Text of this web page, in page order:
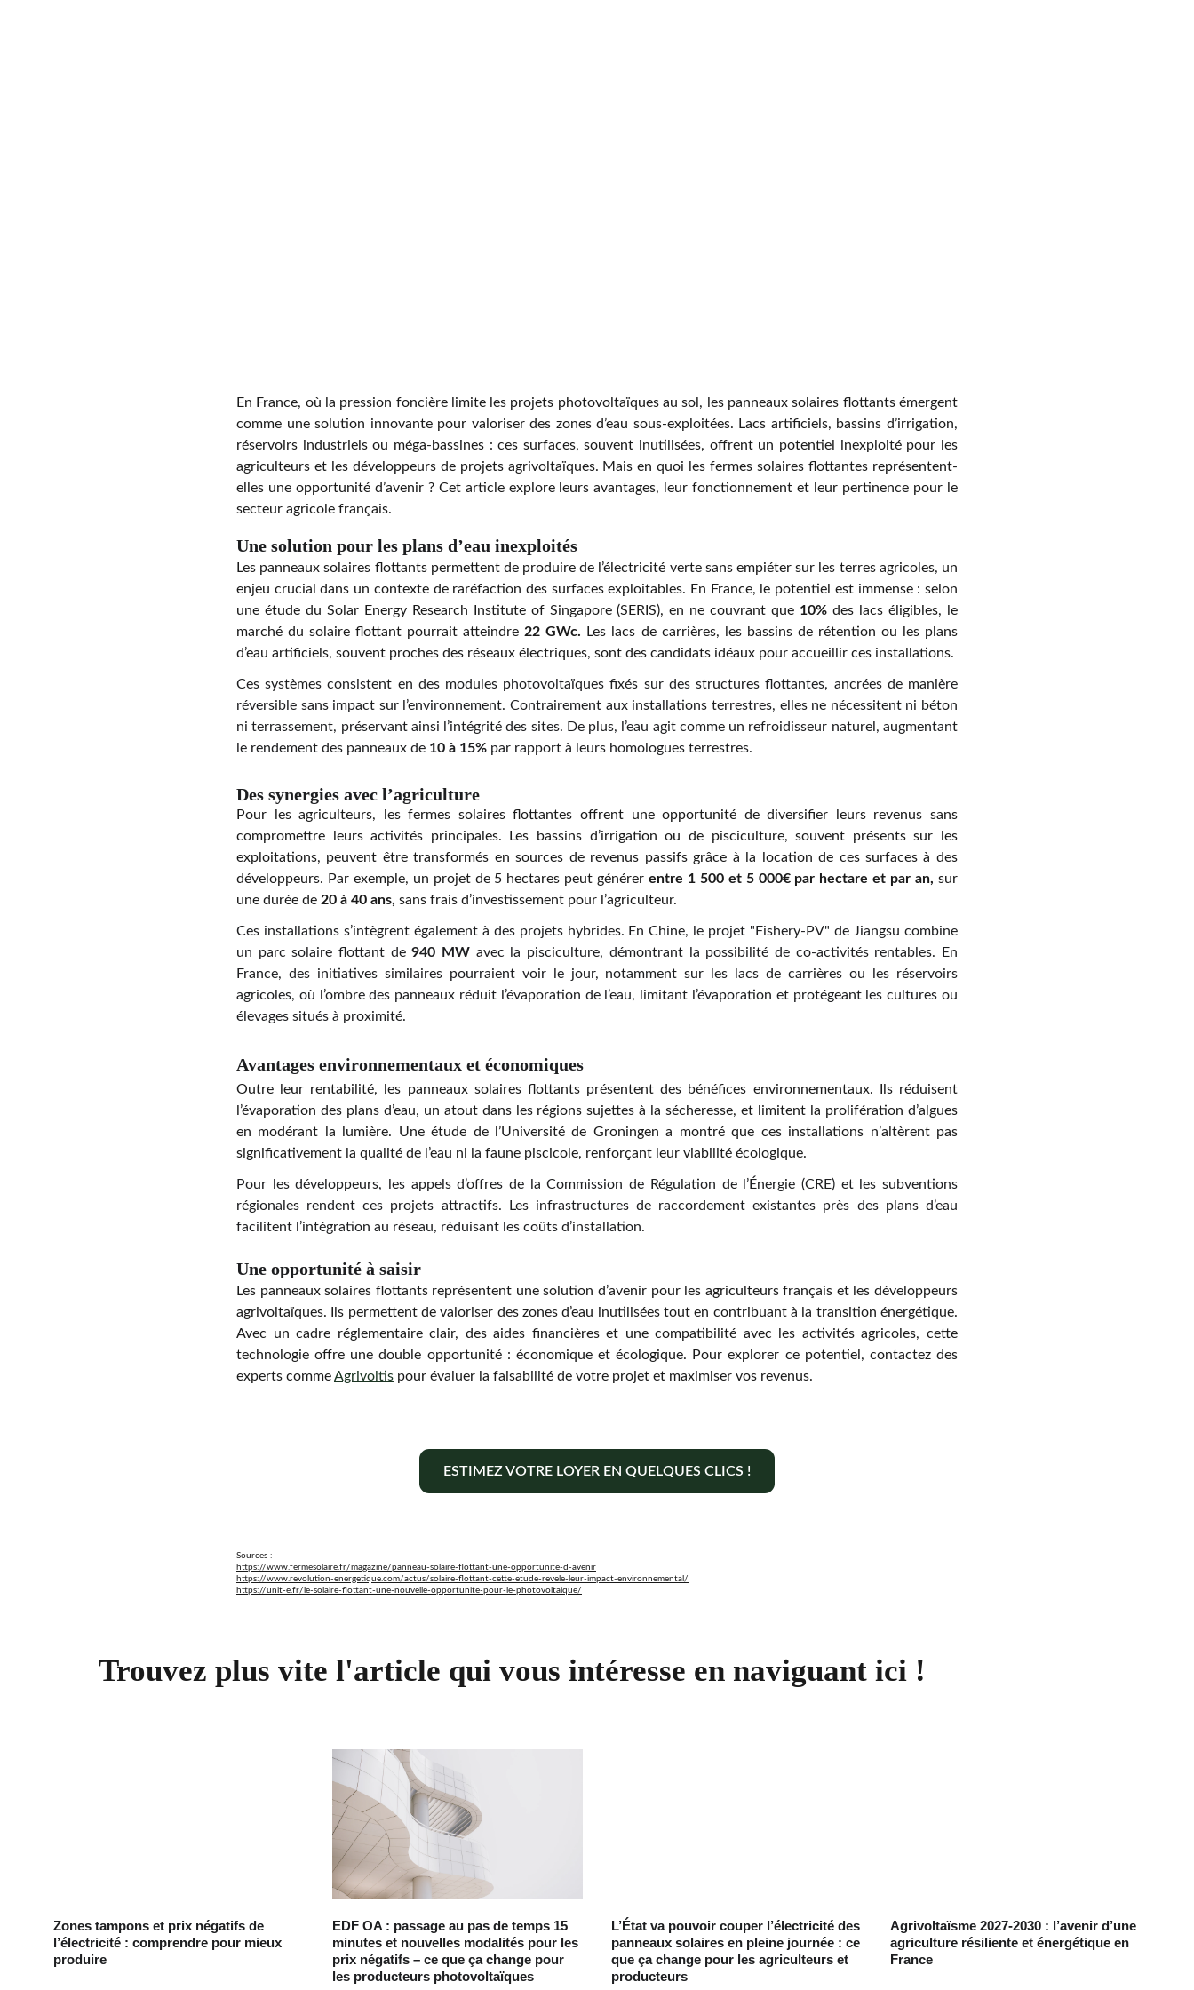
En France, où la pression foncière limite les projets photovoltaïques au sol, les panneaux solaires flottants émergent
comme une solution innovante pour valoriser des zones d’eau sous-exploitées. Lacs artificiels, bassins d’irrigation,
réservoirs industriels ou méga-bassines : ces surfaces, souvent inutilisées, offrent un potentiel inexploité pour les
agriculteurs et les développeurs de projets agrivoltaïques. Mais en quoi les fermes solaires flottantes représentent-
elles une opportunité d’avenir ? Cet article explore leurs avantages, leur fonctionnement et leur pertinence pour le
secteur agricole français.
Une solution pour les plans d’eau inexploités
Les panneaux solaires flottants permettent de produire de l’électricité verte sans empiéter sur les terres agricoles, un
enjeu crucial dans un contexte de raréfaction des surfaces exploitables. En France, le potentiel est immense : selon
une étude du Solar Energy Research Institute of Singapore (SERIS), en ne couvrant que 10% des lacs éligibles, le
marché du solaire flottant pourrait atteindre 22 GWc.
Les lacs de carrières, les bassins de rétention ou les plans
d’eau artificiels, souvent proches des réseaux électriques, sont des candidats idéaux pour accueillir ces installations.
Ces systèmes consistent en des modules photovoltaïques fixés sur des structures flottantes, ancrées de manière
réversible sans impact sur l’environnement. Contrairement aux installations terrestres, elles ne nécessitent ni béton
ni terrassement, préservant ainsi l’intégrité des sites. De plus, l’eau agit comme un refroidisseur naturel, augmentant
le rendement des panneaux de 10 à 15%par rapport à leurs homologues terrestres.
Des synergies avec l’agriculture
Pour les agriculteurs, les fermes solaires flottantes offrent une opportunité de diversifier leurs revenus sans
compromettre leurs activités principales. Les bassins d’irrigation ou de pisciculture, souvent présents sur les
exploitations, peuvent être transformés en sources de revenus passifs grâce à la location de ces surfaces à des
développeurs. Par exemple, un projet de 5 hectares peut générerentre 1 500 et 5 000€ par hectare et par an, sur
une durée de 20 à 40 ans, sans frais d’investissement pour l’agriculteur.
Ces installations s’intègrent également à des projets hybrides. En Chine, le projet "Fishery-PV" de Jiangsu combine
un parc solaire flottant de940 MW avec la pisciculture, démontrant la possibilité de co-activités rentables. En
France, des initiatives similaires pourraient voir le jour, notamment sur les lacs de carrières ou les réservoirs
agricoles, où l’ombre des panneaux réduit l’évaporation de l’eau, limitant l’évaporation et protégeant les cultures ou
élevages situés à proximité.
Avantages environnementaux et économiques
Outre leur rentabilité, les panneaux solaires flottants présentent des bénéfices environnementaux. Ils réduisent
l’évaporation des plans d’eau, un atout dans les régions sujettes à la sécheresse, et limitent la prolifération d’algues
en modérant la lumière. Une étude de l’Université de Groningen a montré que ces installations n’altèrent pas
significativement la qualité de l’eau ni la faune piscicole, renforçant leur viabilité écologique.
Pour les développeurs, les appels d’offres de la Commission de Régulation de l’Énergie (CRE) et les subventions
régionales rendent ces projets attractifs. Les infrastructures de raccordement existantes près des plans d’eau
facilitent l’intégration au réseau, réduisant les coûts d’installation.
Une opportunité à saisir
Les panneaux solaires flottants représentent une solution d’avenir pour les agriculteurs français et les développeurs
agrivoltaïques. Ils permettent de valoriser des zones d’eau inutilisées tout en contribuant à la transition énergétique.
Avec un cadre réglementaire clair, des aides financières et une compatibilité avec les activités agricoles, cette
technologie offre une double opportunité : économique et écologique. Pour explorer ce potentiel, contactez des
experts commeAgrivoltispour évaluer la faisabilité de votre projet et maximiser vos revenus.
ESTIMEZ VOTRE LOYER EN QUELQUES CLICS !
Sources :
https://www.fermesolaire.fr/magazine/panneau-solaire-flottant-une-opportunite-d-avenir
https://www.revolution-energetique.com/actus/solaire-flottant-cette-etude-revele-leur-impact-environnemental/
https://unit-e.fr/le-solaire-flottant-une-nouvelle-opportunite-pour-le-photovoltaique/
Trouvez plus vite l'article qui vous intéresse en naviguant ici !
Zones tampons et prix négatifs de
l’électricité : comprendre pour mieux
produire
EDF OA : passage au pas de temps 15
minutes et nouvelles modalités pour les
prix négatifs – ce que ça change pour
les producteurs photovoltaïques
L’État va pouvoir couper l’électricité des
panneaux solaires en pleine journée : ce
que ça change pour les agriculteurs et
producteurs
Agrivoltaïsme 2027-2030 : l’avenir d’une
agriculture résiliente et énergétique en
France